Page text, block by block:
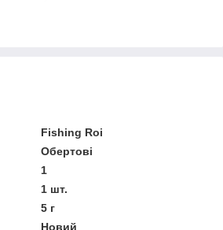
Fishing Roi
Обертові
1
1 шт.
5 г
Новий